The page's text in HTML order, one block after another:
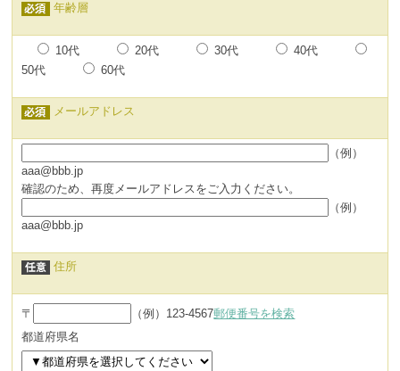
年齢層
10代 20代 30代
40代
50代
60代
メールアドレス
（例）
aaa@bbb.jp
確認のため、再度メールアドレスをご入力ください。
（例）
aaa@bbb.jp
住所
〒 （例）123-4567郵便番号を検索
都道府県名